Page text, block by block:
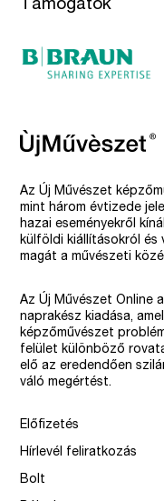
Támogatók
Az Új Művészet
mint három évtizede
hazai eseményekről
külföldi kiállításokról és
magát a művészeti
Az Új Művészet Online
naprakész kiadása,
képzőművészet
felület különböző
elő az eredendően
váló megértést.
Előfizetés
Hírlevél feliratkozás
Bolt